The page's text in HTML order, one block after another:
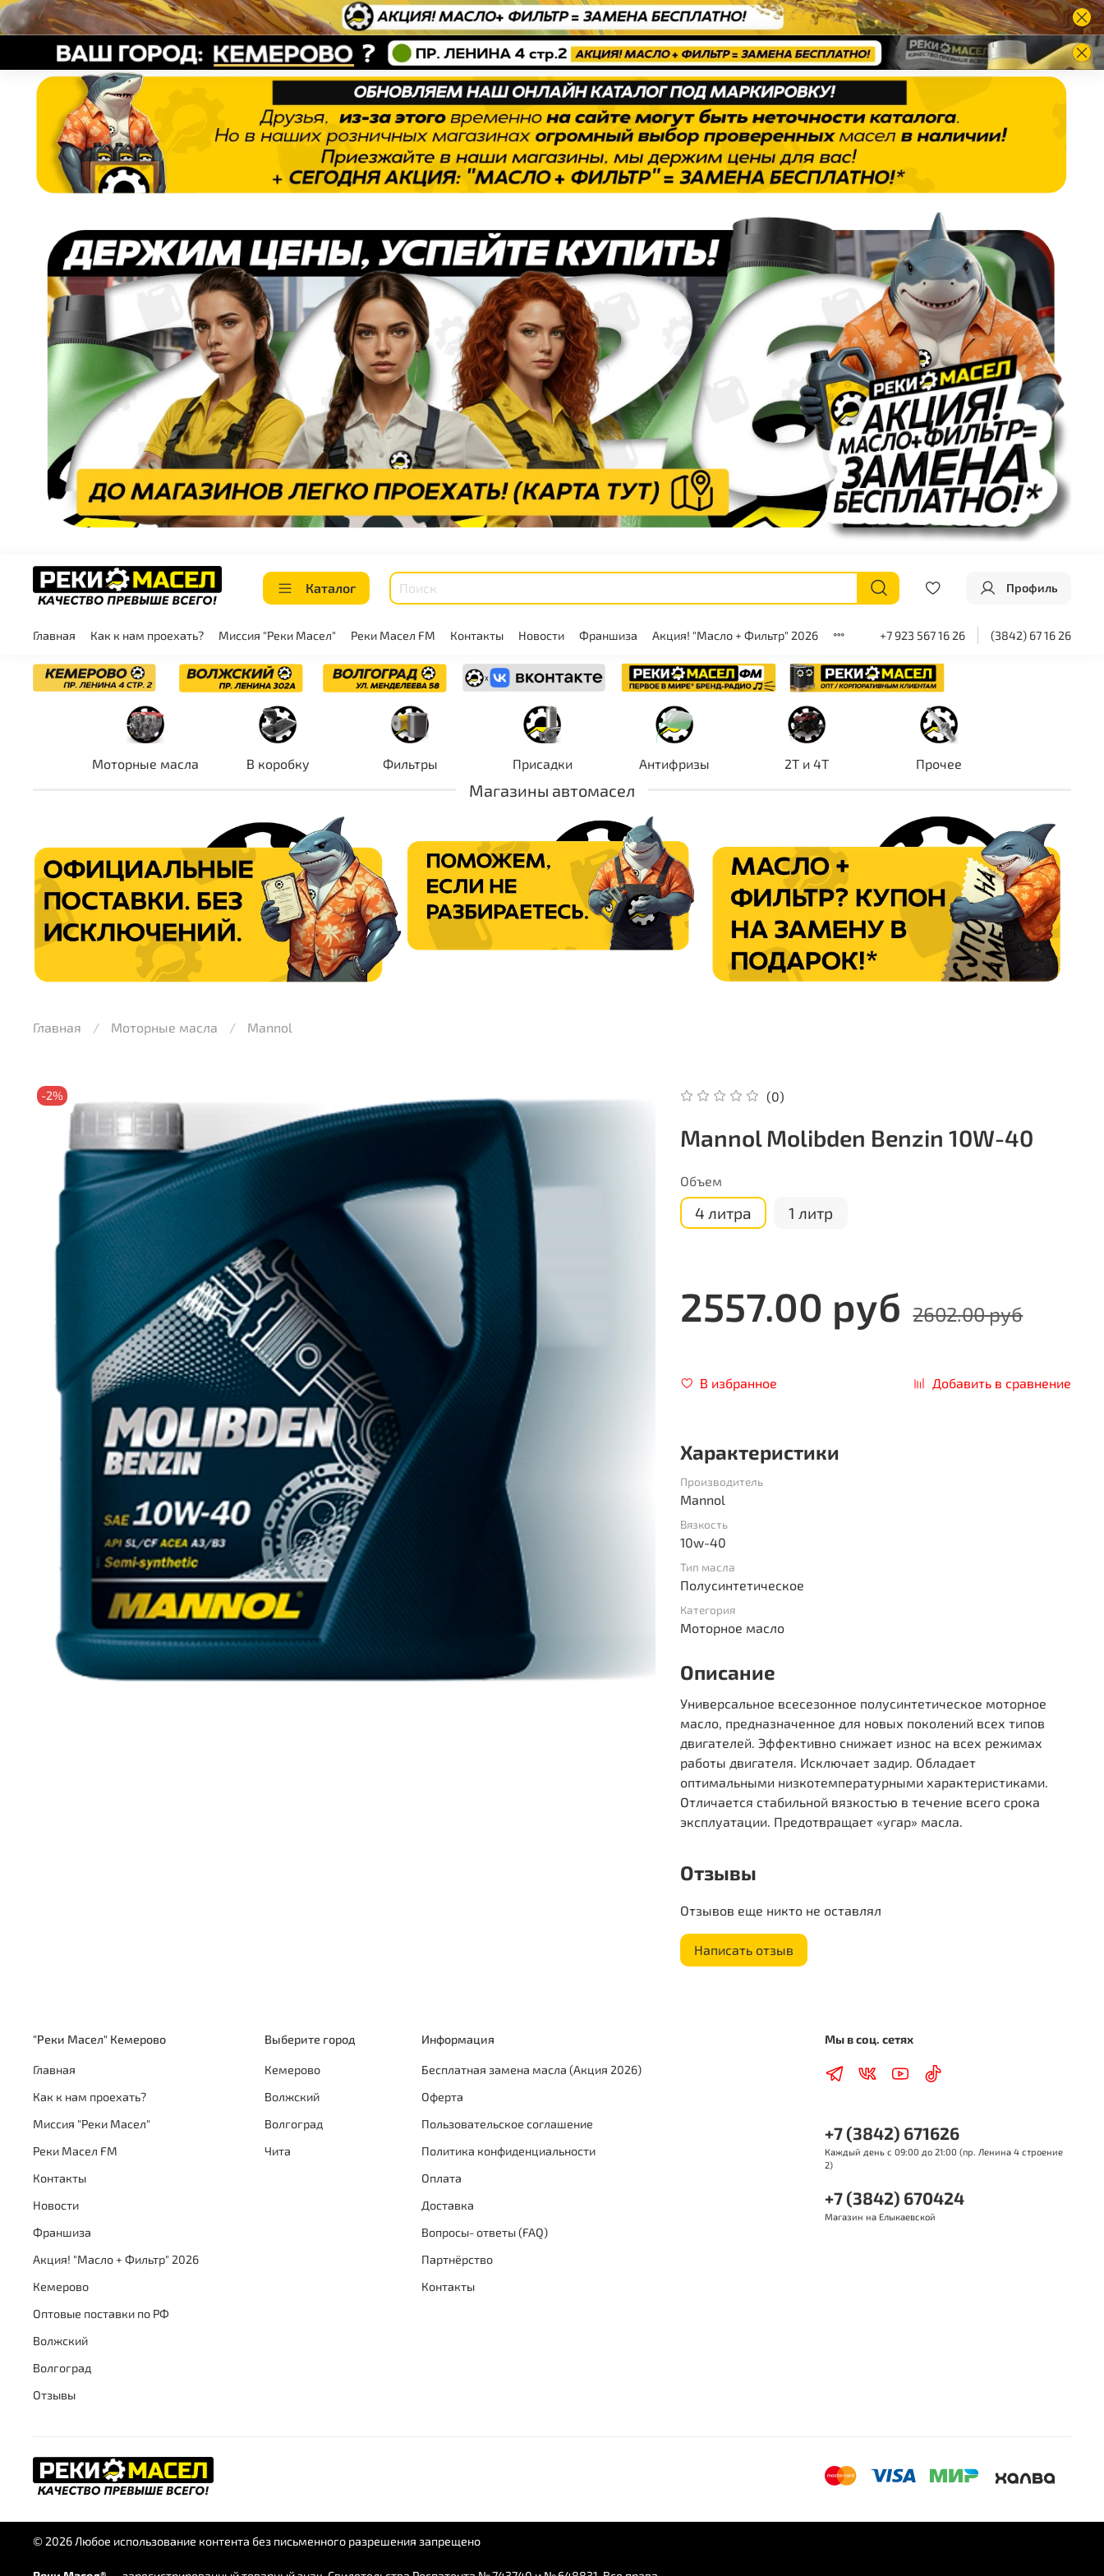
Каталог Профиль
Главная Как к нам проехать? Миссия "Реки Масел" Реки Масел FM Контакты Новости Франшиза Акция! "Масло + Фильтр" 2026 +7 923 567 16 26 (3842) 67 16 26
Моторные масла В коробку Фильтры Присадки Антифризы 2T и 4T Прочее
Магазины автомасел
Главная Моторные масла Mannol
-2% (0)
Mannol Molibden Benzin 10W-40
Объем
4 литра 1 литр
2557.00 руб 2602.00 руб
В избранное Добавить в сравнение
Характеристики
Производитель
Mannol
Вязкость
10w-40
Тип масла
Полусинтетическое
Категория
Моторное масло
Описание
Универсальное всесезонное полусинтетическое моторное
масло, предназначенное для новых поколений всех типов
двигателей. Эффективно снижает износ на всех режимах
работы двигателя. Исключает задир. Обладает
оптимальными низкотемпературными характеристиками.
Отличается стабильной вязкостью в течение всего срока
эксплуатации. Предотвращает «угар» масла.
Отзывы
Отзывов еще никто не оставлял
Написать отзыв
"Реки Масел" Кемерово
Главная
Как к нам проехать?
Миссия "Реки Масел"
Реки Масел FM
Контакты
Новости
Франшиза
Акция! "Масло + Фильтр" 2026
Кемерово
Оптовые поставки по РФ
Волжский
Волгоград
Отзывы
Выберите город
Кемерово
Волжский
Волгоград
Чита
Информация
Бесплатная замена масла (Акция 2026)
Оферта
Пользовательское соглашение
Политика конфиденциальности
Оплата
Доставка
Вопросы- ответы (FAQ)
Партнёрство
Контакты
Мы в соц. сетях
+7 (3842) 671626
Каждый день с 09:00 до 21:00 (пр. Ленина 4 строение
2)
+7 (3842) 670424
Магазин на Елыкаевской
© 2026 Любое использование контента без письменного разрешения запрещено